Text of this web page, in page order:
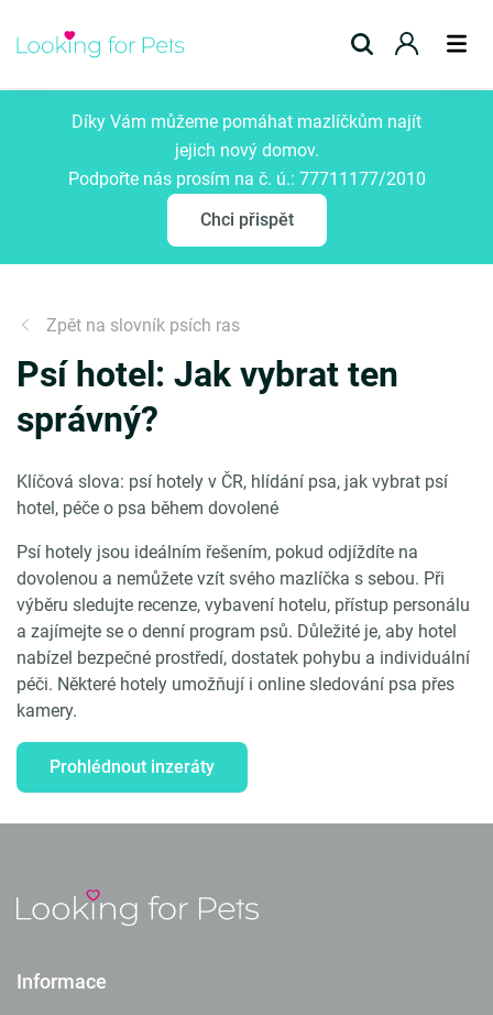
Díky Vám můžeme pomáhat mazlíčkům najít
jejich nový domov.
Podpořte nás prosím na č. ú.: 77711177/2010
Chci přispět
Zpět na slovník psích ras
Psí hotel: Jak vybrat ten
správný?
Klíčová slova: psí hotely v ČR, hlídání psa, jak vybrat psí
hotel, péče o psa během dovolené
Psí hotely jsou ideálním řešením, pokud odjíždíte na
dovolenou a nemůžete vzít svého mazlíčka s sebou. Při
výběru sledujte recenze, vybavení hotelu, přístup personálu
a zajímejte se o denní program psů. Důležité je, aby hotel
nabízel bezpečné prostředí, dostatek pohybu a individuální
péči. Některé hotely umožňují i online sledování psa přes
kamery.
Prohlédnout inzeráty
Informace